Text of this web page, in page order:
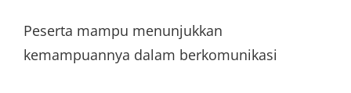
Peserta mampu menunjukkan
kemampuannya dalam berkomunikasi